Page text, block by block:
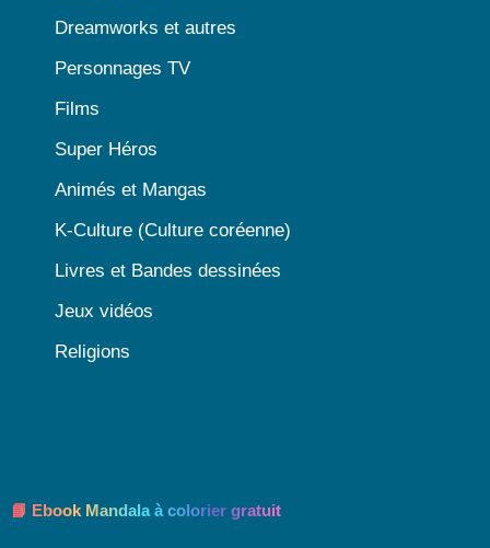
Dreamworks et autres
Personnages TV
Films
Super Héros
Animés et Mangas
K-Culture (Culture coréenne)
Livres et Bandes dessinées
Jeux vidéos
Religions
📘 Ebook Mandala à colorier gratuit